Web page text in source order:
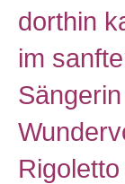
dorthin
im